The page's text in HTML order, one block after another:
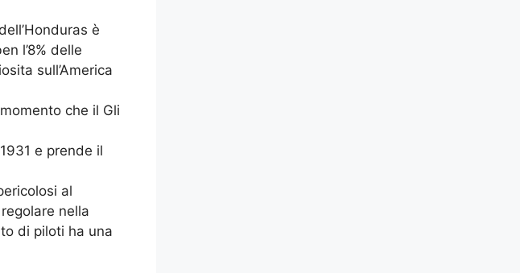
è
l’8% delle
sull’America
che il Gli
e prende il
al
nella
di piloti ha una